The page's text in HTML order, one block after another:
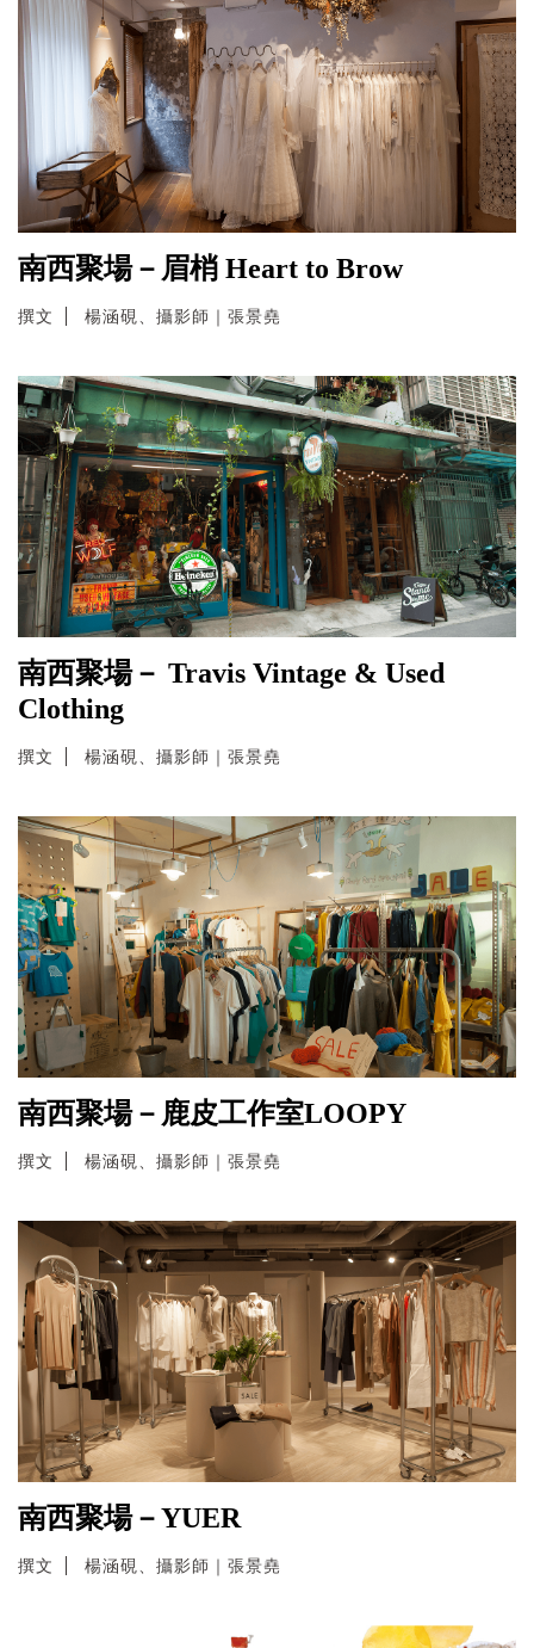
南西聚場－眉梢 Heart to Brow
撰文 楊涵硯、攝影師｜張景堯
南西聚場－ Travis Vintage & Used
Clothing
撰文 楊涵硯、攝影師｜張景堯
南西聚場－鹿皮工作室LOOPY
撰文 楊涵硯、攝影師｜張景堯
南西聚場－YUER
撰文 楊涵硯、攝影師｜張景堯